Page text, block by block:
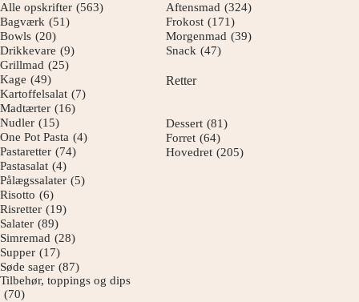
Alle opskrifter (563)
Bagværk (51)
Bowls (20)
Drikkevare (9)
Grillmad (25)
Kage (49)
Kartoffelsalat (7)
Madtærter (16)
Nudler (15)
One Pot Pasta (4)
Pastaretter (74)
Pastasalat (4)
Pålægssalater (5)
Risotto (6)
Risretter (19)
Salater (89)
Simremad (28)
Supper (17)
Søde sager (87)
Tilbehør, toppings og dips
(70)
Aftensmad (324)
Frokost (171)
Morgenmad (39)
Snack (47)
Retter
Dessert (81)
Forret (64)
Hovedret (205)